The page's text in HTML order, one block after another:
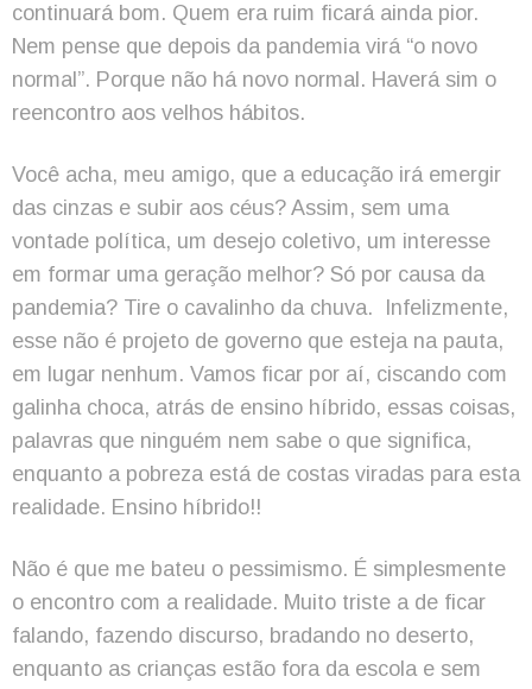
continuará bom. Quem era ruim ficará ainda pior.
Nem pense que depois da pandemia virá “o novo
normal”. Porque não há novo normal. Haverá sim o
reencontro aos velhos hábitos.
Você acha, meu amigo, que a educação irá emergir
das cinzas e subir aos céus? Assim, sem uma
vontade política, um desejo coletivo, um interesse
em formar uma geração melhor? Só por causa da
pandemia? Tire o cavalinho da chuva. Infelizmente,
esse não é projeto de governo que esteja na pauta,
em lugar nenhum. Vamos ficar por aí, ciscando com
galinha choca, atrás de ensino híbrido, essas coisas,
palavras que ninguém nem sabe o que significa,
enquanto a pobreza está de costas viradas para esta
realidade. Ensino híbrido!!
Não é que me bateu o pessimismo. É simplesmente
o encontro com a realidade. Muito triste a de ficar
falando, fazendo discurso, bradando no deserto,
enquanto as crianças estão fora da escola e sem